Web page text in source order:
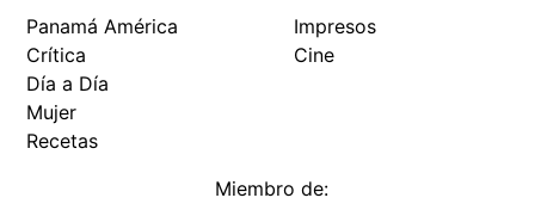
Panamá América
Crítica
Día a Día
Mujer
Recetas
Impresos
Cine
Miembro de: